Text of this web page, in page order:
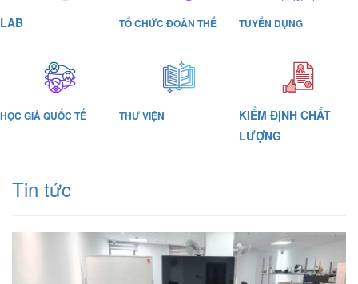
LAB TỔ CHỨC ĐOÀN THỂ TUYỂN DỤNG
HỌC GIẢ QUỐC TẾ THƯ VIỆN
KIỂM ĐỊNH CHẤT
LƯỢNG
Tin tức